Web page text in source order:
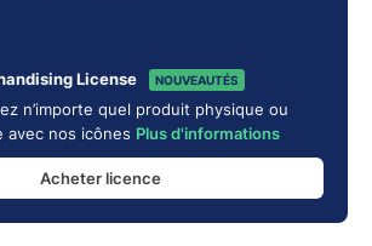
License NOUVEAUTÉS
n’importe quel produit physique ou
avec nos icônes Plus d'informations
Acheter licence